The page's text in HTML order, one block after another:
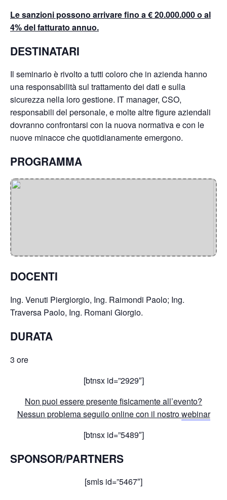
Le sanzioni possono arrivare fino a € 20.000.000 o al
4% del fatturato annuo.
DESTINATARI
Il seminario è rivolto a tutti coloro che in azienda hanno
una responsabilità sul trattamento dei dati e sulla
sicurezza nella loro gestione. IT manager, CSO,
responsabili del personale, e molte altre figure aziendali
dovranno confrontarsi con la nuova normativa e con le
nuove minacce che quotidianamente emergono.
PROGRAMMA
DOCENTI
Ing. Venuti Piergiorgio, Ing. Raimondi Paolo; Ing.
Traversa Paolo, Ing. Romani Giorgio.
DURATA
3 ore
[btnsx id=”2929″]
Non puoi essere presente fisicamente all’evento?
Nessun problema seguilo online con il nostrowebinar
[btnsx id=”5489″]
SPONSOR/PARTNERS
[smls id=”5467″]